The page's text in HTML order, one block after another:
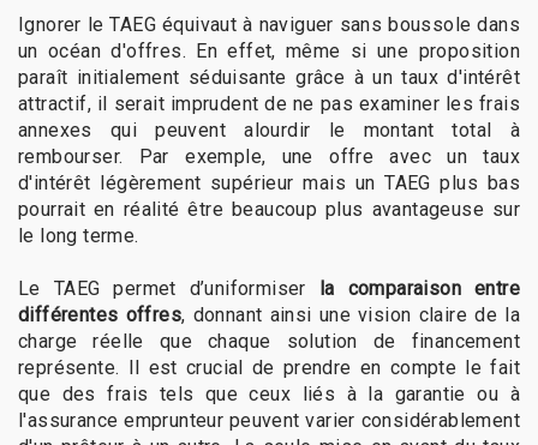
Ignorer le TAEG équivaut à naviguer sans boussole dans
un océan d'offres. En effet, même si une proposition
paraît initialement séduisante grâce à un taux d'intérêt
attractif, il serait imprudent de ne pas examiner les frais
annexes qui peuvent alourdir le montant total à
rembourser. Par exemple, une offre avec un taux
d'intérêt légèrement supérieur mais un TAEG plus bas
pourrait en réalité être beaucoup plus avantageuse sur
le long terme.
Le TAEG permet d’uniformiser
la comparaison entre
différentes offres, donnant ainsi une vision claire de la
charge réelle que chaque solution de financement
représente. Il est crucial de prendre en compte le fait
que des frais tels que ceux liés à la garantie ou à
l'assurance emprunteur peuvent varier considérablement